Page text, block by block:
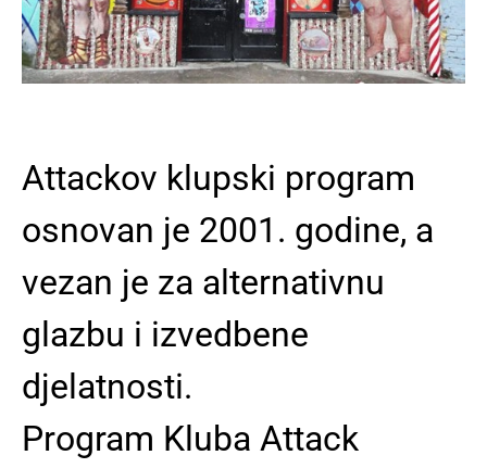
Attackov klupski program
osnovan je 2001. godine, a
vezan je za alternativnu
glazbu i izvedbene
djelatnosti.
Program Kluba Attack